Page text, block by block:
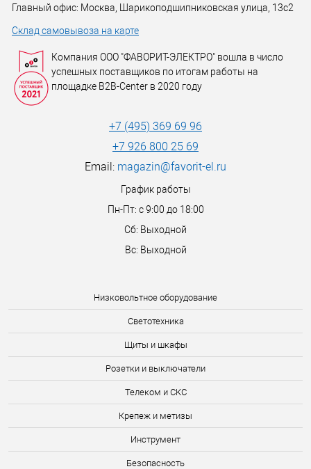
Низковольтное оборудование
Светотехника
Щиты и шкафы
Розетки и выключатели
Телеком и СКС
Крепеж и метизы
Инструмент
Безопасность
Главный офис: Москва, Шарикоподшипниковская улица, 13с2
Склад самовывоза на карте
Компания ООО "ФАВОРИТ-ЭЛЕКТРО" вошла в число
успешных поставщиков по итогам работы на
площадке B2B-Center в 2020 году
+7 (495) 369 69 96
+7 926 800 25 69
Email: magazin@favorit-el.ru
График работы
Пн-Пт: с 9:00 до 18:00
Сб: Выходной
Вс: Выходной